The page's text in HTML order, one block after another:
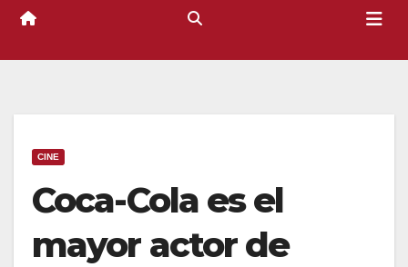
CINE
Coca-Cola es el
mayor actor de